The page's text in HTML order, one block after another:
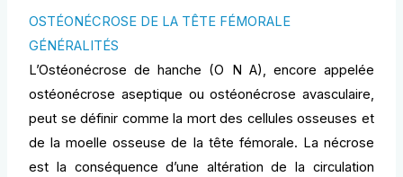
OSTÉONÉCROSE DE LA TÊTE FÉMORALE
GÉNÉRALITÉS
L’Ostéonécrose de hanche (O N A), encore appelée
ostéonécrose aseptique ou ostéonécrose avasculaire,
peut se définir comme la mort des cellules osseuses et
de la moelle osseuse de la tête fémorale. La nécrose
est la conséquence d’une altération de la circulation